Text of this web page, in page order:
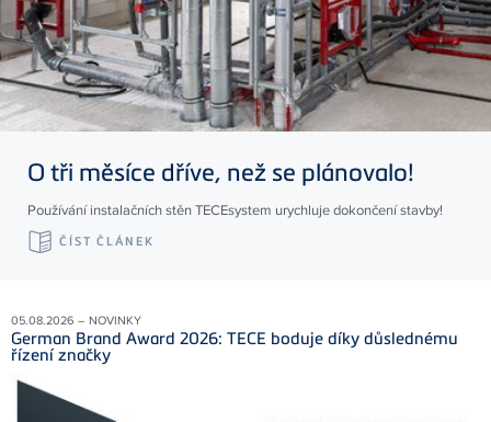
O tři měsíce dříve, než se plánovalo!
Používání instalačních stěn TECEsystem urychluje dokončení stavby!
ČÍST ČLÁNEK
05.08.2026 – NOVINKY
German Brand Award 2026: TECE boduje díky důslednému
řízení značky